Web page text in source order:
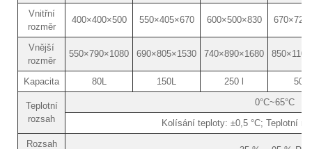
Vnitřní
rozměr
400×400×500 550×405×670 600×500×830
Vnější
rozměr
550×790×1080 690×805×1530 740×890×1680
Kapacita 80L 150L 250 l 500
Teplotní
rozsah
0°C~65°C
Kolísání teploty: ±0,5 °C; Teplotní
Rozsah